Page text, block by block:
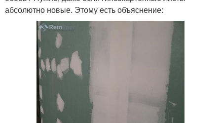
абсолютно новые. Этому есть объяснение: